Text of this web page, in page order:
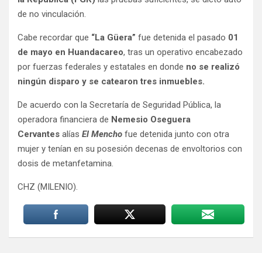
de no vinculación.
Cabe recordar que “La Güera” fue detenida el pasado 01
de mayo en Huandacareo, tras un operativo encabezado
por fuerzas federales y estatales en donde no se realizó
ningún disparo y se catearon tres inmuebles.
De acuerdo con la Secretaría de Seguridad Pública, la
operadora financiera de Nemesio Oseguera
Cervantes alías El Mencho fue detenida junto con otra
mujer y tenían en su posesión decenas de envoltorios con
dosis de metanfetamina.
CHZ (MILENIO).